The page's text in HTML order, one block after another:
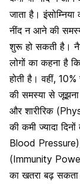
जाता है।
नींद न आने की
शुरू हो सकती है।
लोगों का कहना है
होती है। वहीं,
की समस्या से
और शारीरिक
की कमी ज्यादा
Blood
(Immunity
का खतरा बढ़